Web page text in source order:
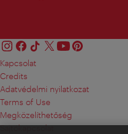
Kapcsolat
Credits
Adatvédelmi nyilatkozat
Terms of Use
Megközelíthetőség
Sajtókapcsolat